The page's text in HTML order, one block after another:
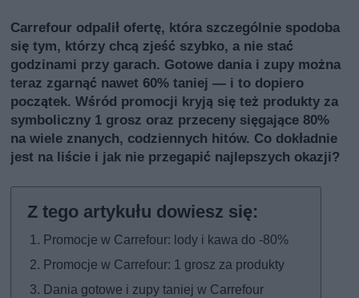
Carrefour odpalił ofertę, która szczególnie spodoba
się tym, którzy chcą zjeść szybko, a nie stać
godzinami przy garach. Gotowe dania i zupy można
teraz zgarnąć nawet 60% taniej — i to dopiero
początek. Wśród promocji kryją się też produkty za
symboliczny 1 grosz oraz przeceny sięgające 80%
na wiele znanych, codziennych hitów. Co dokładnie
jest na liście i jak nie przegapić najlepszych okazji?
Promocje w Carrefour: lody i kawa do -80%
Promocje w Carrefour: 1 grosz za produkty
Dania gotowe i zupy taniej w Carrefour